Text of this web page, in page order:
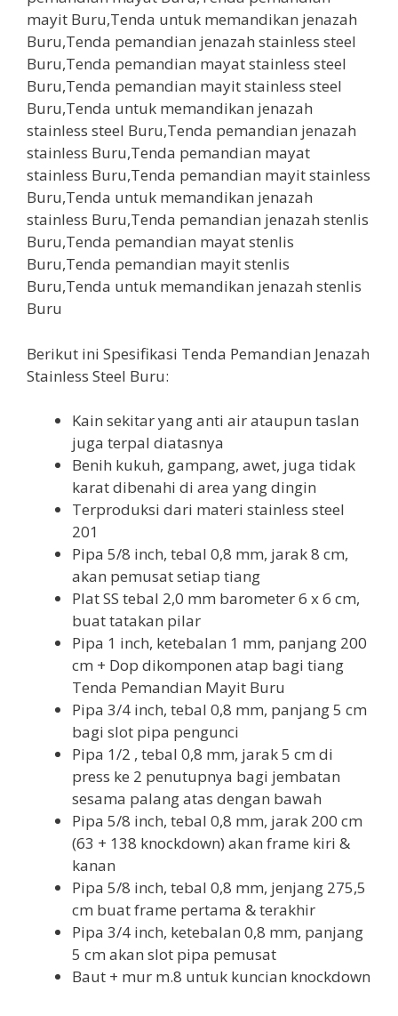
Berikut ini Spesifikasi Tenda Pemandian Jenazah
Stainless Steel Buru:
Kain sekitar yang anti air ataupun taslan
juga terpal diatasnya
Benih kukuh, gampang, awet, juga tidak
karat dibenahi di area yang dingin
Terproduksi dari materi stainless steel
201
Pipa 5/8 inch, tebal 0,8 mm, jarak 8 cm,
akan pemusat setiap tiang
Plat SS tebal 2,0 mm barometer 6 x 6 cm,
buat tatakan pilar
Pipa 1 inch, ketebalan 1 mm, panjang 200
cm + Dop dikomponen atap bagi tiang
Tenda Pemandian Mayit Buru
Pipa 3/4 inch, tebal 0,8 mm, panjang 5 cm
bagi slot pipa pengunci
Pipa 1/2 , tebal 0,8 mm, jarak 5 cm di
press ke 2 penutupnya bagi jembatan
sesama palang atas dengan bawah
Pipa 5/8 inch, tebal 0,8 mm, jarak 200 cm
(63 + 138 knockdown) akan frame kiri &
kanan
Pipa 5/8 inch, tebal 0,8 mm, jenjang 275,5
cm buat frame pertama & terakhir
Pipa 3/4 inch, ketebalan 0,8 mm, panjang
5 cm akan slot pipa pemusat
Baut + mur m.8 untuk kuncian knockdown